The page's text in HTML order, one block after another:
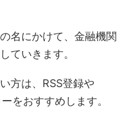
名にかけて、金融機関
ていきます。
方は、RSS登録や
をおすすめします。